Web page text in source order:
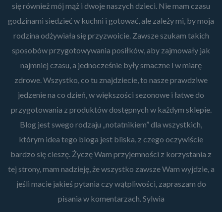
się również mój mąż i dwoje naszych dzieci. Nie mam czasu
godzinami siedzieć w kuchni i gotować, ale zależy mi, by moja
rodzina odżywiała się przyzwoicie. Zawsze szukam takich
sposobów przygotowywania posiłków, aby zajmowały jak
najmniej czasu, a jednocześnie były smaczne i w miarę
zdrowe. Wszystko, co tu znajdziecie, to nasze prawdziwe
jedzenie na co dzień, w większości sezonowe i łatwe do
przygotowania z produktów dostępnych w każdym sklepie.
Blog jest swego rodzaju „notatnikiem” dla wszystkich,
którym idea tego bloga jest bliska, z czego oczywiście
bardzo się cieszę. Życzę Wam przyjemności z korzystania z
tej strony, mam nadzieję, że wszystko zawsze Wam wyjdzie, a
jeśli macie jakieś pytania czy wątpliwości, zapraszam do
pisania w komentarzach. Sylwia